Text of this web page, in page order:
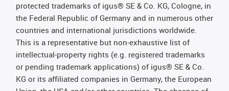
protected trademarks of igus® SE & Co. KG, Cologne, in
the Federal Republic of Germany and in numerous other
countries and international jurisdictions worldwide.
This is a representative but non-exhaustive list of
intellectual-property rights (e.g. registered trademarks
or pending trademark applications) of igus® SE & Co.
KG or its affiliated companies in Germany, the European